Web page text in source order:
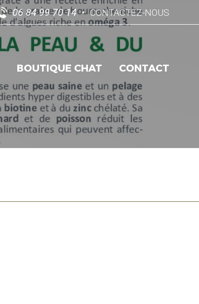
06 84 99 70 14 CONTACTEZ-NOUS
BOUTIQUE CHAT CONTACT